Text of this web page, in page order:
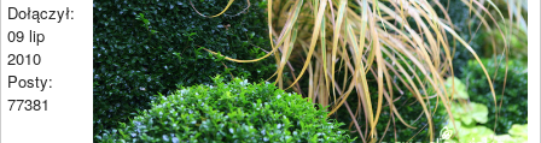
Dołączył:
09 lip
2010
Posty:
77381